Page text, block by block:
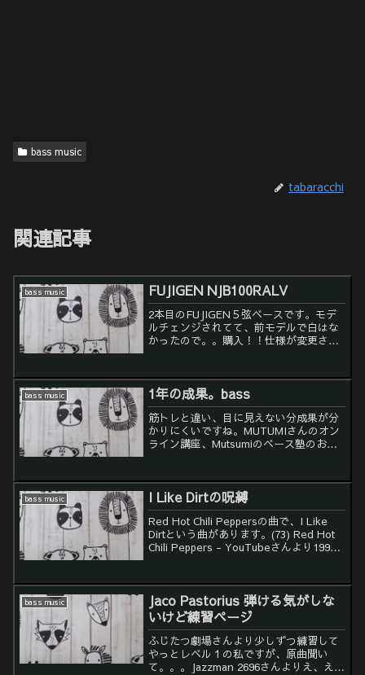
bass music
tabaracchi
関連記事
bass music FUJIGEN NJB100RALV
2本目のFUJIGEN５弦ベースです。モデ
ルチェンジされてて、前モデルで白はな
かったので。。購入！！仕様が変更され
た。ブリッジのザグリなし。というより
ザグリ位置にフラット...
bass music 1年の成果。bass
筋トレと違い、目に見えない分成果が分
かりにくいですね。MUTUMIさんのオン
ライン講座、Mutsumiのベース塾のおか
ゃないか、という思いもあります。
BASSの練習は筋...
bass music I Like Dirtの呪縛
Red Hot Chili Peppersの曲で、I Like
Dirtという曲があります。(73) Red Hot
Chili Peppers - YouTubeさんより1999
bass music
Jaco Pastorius 弾ける気がしな
いけど練習ページ
ふじたつ劇場さんより少しずつ練習して
やっとレベル１の私ですが、原曲聞い
て。。。Jazzman 2696さんよりえ、えぐ